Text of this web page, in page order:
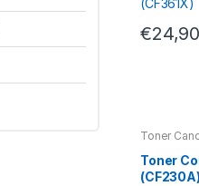
€24,90
Toner
Toner
(CF230A)